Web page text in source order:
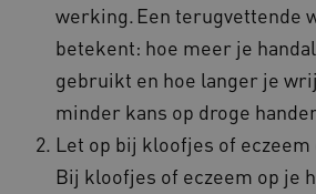
werking. Een terugvettende
betekent: hoe meer je
gebruikt en hoe langer je
minder kans op droge
Let op bij kloofjes of eczeem
Bij kloofjes of eczeem op je